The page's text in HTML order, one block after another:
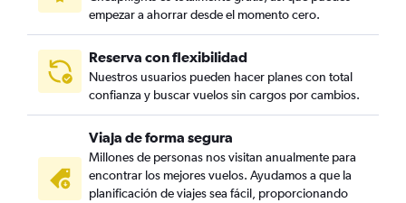
empezar a ahorrar desde el momento cero.
Reserva con flexibilidad
Nuestros usuarios pueden hacer planes con total
confianza y buscar vuelos sin cargos por cambios.
Viaja de forma segura
Millones de personas nos visitan anualmente para
encontrar los mejores vuelos. Ayudamos a que la
planificación de viajes sea fácil, proporcionando